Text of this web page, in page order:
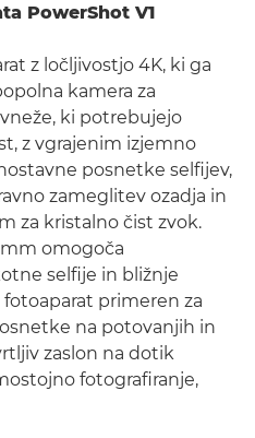
PowerShot V1
z ločljivostjo 4K, ki ga
kamera za
ki potrebujejo
z vgrajenim izjemno
posnetke selfijev,
zameglitev ozadja in
za kristalno čist zvok.
mm omogoča
selfije in bližnje
fotoaparat primeren za
na potovanjih in
zaslon na dotik
fotografiranje,